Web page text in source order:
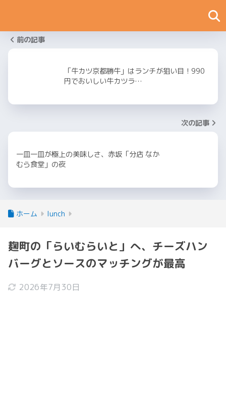
前の記事
「牛カツ京都勝牛」はランチが狙い目！990
円でおいしい牛カツラ…
次の記事
一皿一皿が極上の美味しさ、赤坂「分店 なか
むら食堂」の夜
ホーム lunch
麹町の「らいむらいと」へ、チーズハン
バーグとソースのマッチングが最高
2026年7月30日